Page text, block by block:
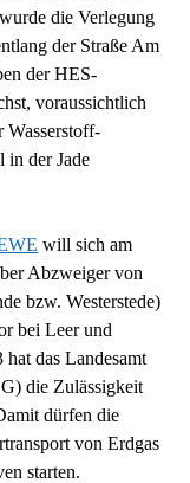
die Verlegung
der Straße Am
der HES-
voraussichtlich
in der Jade
will sich am
Abzweiger von
bzw. Westerstede)
bei Leer und
das Landesamt
die Zulässigkeit
dürfen die
von Erdgas
starten.